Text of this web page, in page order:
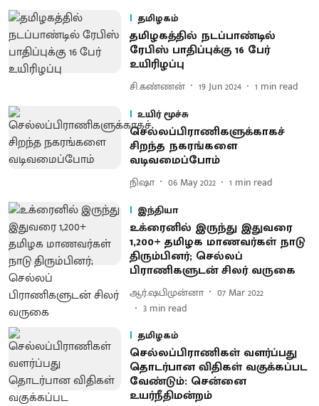
தமிழகம்
தமிழகத்தில் நடப்பாண்டில்
ரேபிஸ் பாதிப்புக்கு 16 பேர்
உயிரிழப்பு
சி.கண்ணன் 19 Jun 2024 1 min read
உயிர் மூச்சு
செல்லப்பிராணிகளுக்காகச்
சிறந்த நகரங்களை
வடிவமைப்போம்
நிஷா 06 May 2022 1 min read
இந்தியா
உக்ரைனில் இருந்து இதுவரை
1,200+ தமிழக மாணவர்கள் நாடு
திரும்பினர்; செல்லப்
பிராணிகளுடன் சிலர் வருகை
ஆர்.ஷபிமுன்னா
07 Mar 2022
3 min read
தமிழகம்
செல்லப்பிராணிகள் வளர்ப்பது
தொடர்பான விதிகள் வகுக்கப்பட
வேண்டும்: சென்னை
உயர்நீதிமன்றம்